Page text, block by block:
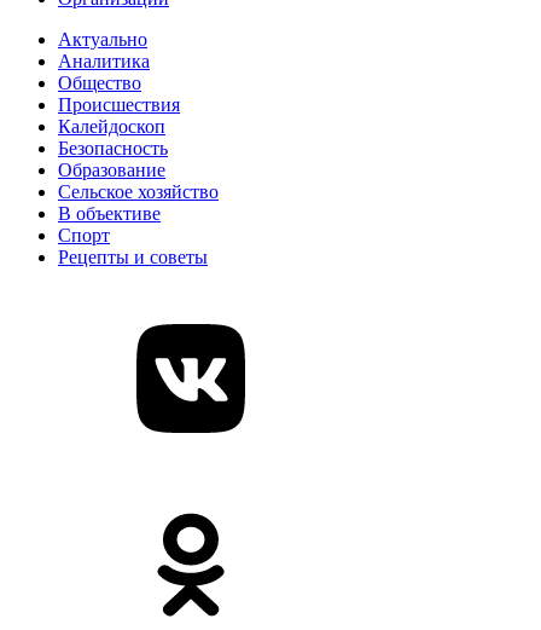
Актуально
Аналитика
Общество
Происшествия
Калейдоскоп
Безопасность
Образование
Сельское хозяйство
В объективе
Спорт
Рецепты и советы